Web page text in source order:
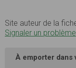
Site auteur de la
Signaler un problème
À emporter dans